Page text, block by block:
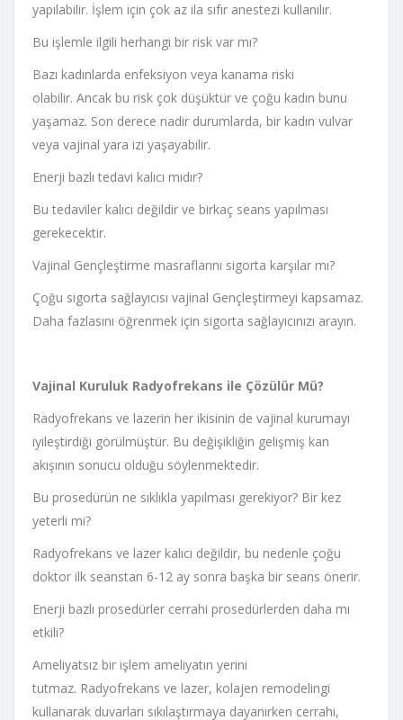
yapılabilir. İşlem için çok az ila sıfır anestezi kullanılır.
Bu işlemle ilgili herhangi bir risk var mı?
Bazı kadınlarda enfeksiyon veya kanama riski
olabilir. Ancak bu risk çok düşüktür ve çoğu kadın bunu
yaşamaz. Son derece nadir durumlarda, bir kadın vulvar
veya vajinal yara izi yaşayabilir.
Enerji bazlı tedavi kalıcı mıdır?
Bu tedaviler kalıcı değildir ve birkaç seans yapılması
gerekecektir.
Vajinal Gençleştirme masraflarını sigorta karşılar mı?
Çoğu sigorta sağlayıcısı vajinal Gençleştirmeyi kapsamaz.
Daha fazlasını öğrenmek için sigorta sağlayıcınızı arayın.
Vajinal Kuruluk Radyofrekans ile Çözülür Mü?
Radyofrekans ve lazerin her ikisinin de vajinal kurumayı
iyileştirdiği görülmüştür. Bu değişikliğin gelişmiş kan
akışının sonucu olduğu söylenmektedir.
Bu prosedürün ne sıklıkla yapılması gerekiyor? Bir kez
yeterli mi?
Radyofrekans ve lazer kalıcı değildir, bu nedenle çoğu
doktor ilk seanstan 6-12 ay sonra başka bir seans önerir.
Enerji bazlı prosedürler cerrahi prosedürlerden daha mı
etkili?
Ameliyatsız bir işlem ameliyatın yerini
tutmaz. Radyofrekans ve lazer, kolajen remodelingi
kullanarak duvarları sıkılaştırmaya dayanırken cerrahi,